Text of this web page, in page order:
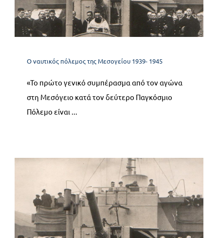
13 Ανακεφαλαίωση και
Συμπεράσματα
Ο ναυτικός πόλεμος της Μεσογείου 1939- 1945
«Το πρώτο γενικό συμπέρασμα από τον αγώνα
στη Μεσόγειο κατά τον δεύτερο Παγκόσμιο
Πόλεμο είναι ...
12.4 Οι ναυτικές